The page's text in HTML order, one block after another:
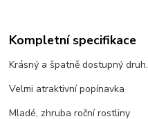
Kompletní specifikace
Krásný a špatně dostupný druh.
Velmi atraktivní popínavka
Mladé, zhruba roční rostliny